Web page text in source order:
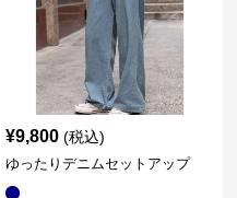
¥9,800 (税込)
ゆったりデニムセットアップ